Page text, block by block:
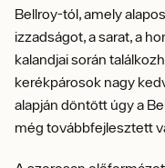
Bellroy-tól, amely
izzadságot, a sarat, a
kalandjai során
kerékpárosok nagy
alapján döntött úgy a
még továbbfejlesztett